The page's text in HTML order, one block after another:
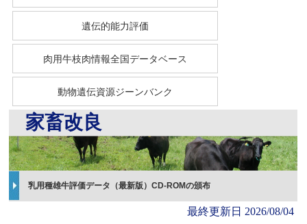
遺伝的能力評価
肉用牛枝肉情報全国データベース
動物遺伝資源ジーンバンク
家畜改良
乳用種雄牛評価データ（最新版）CD-ROMの頒布
最終更新日 2026/08/04